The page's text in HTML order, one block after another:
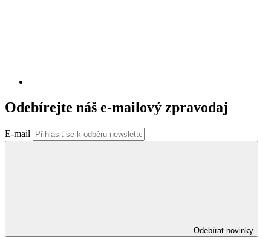
Odebírejte náš e-mailový zpravodaj
E-mail
Odebírat novinky